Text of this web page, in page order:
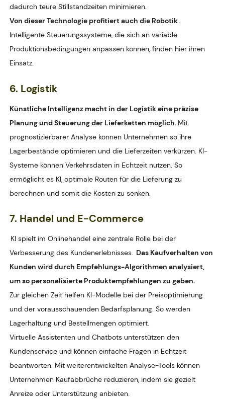
dadurch teure Stillstandzeiten minimieren.
Von dieser Technologie profitiert auch die Robotik.
Intelligente Steuerungssysteme, die sich an variable
Produktionsbedingungen anpassen können, finden hier ihren
Einsatz.
6. Logistik
Künstliche Intelligenz macht in der Logistik eine präzise
Planung und Steuerung der Lieferketten möglich. Mit
prognostizierbarer Analyse können Unternehmen so ihre
Lagerbestände optimieren und die Lieferzeiten verkürzen. KI-
Systeme können Verkehrsdaten in Echtzeit nutzen. So
ermöglicht es KI, optimale Routen für die Lieferung zu
berechnen und somit die Kosten zu senken.
7. Handel und E-Commerce
KI spielt im Onlinehandel eine zentrale Rolle bei der
Verbesserung des Kundenerlebnisses. Das Kaufverhalten von
Kunden wird durch Empfehlungs-Algorithmen analysiert,
um so personalisierte Produktempfehlungen zu geben.
Zur gleichen Zeit helfen KI-Modelle bei der Preisoptimierung
und der vorausschauenden Bedarfsplanung. So werden
Lagerhaltung und Bestellmengen optimiert.
Virtuelle Assistenten und Chatbots unterstützen den
Kundenservice und können einfache Fragen in Echtzeit
beantworten. Mit weiterentwickelten Analyse-Tools können
Unternehmen Kaufabbrüche reduzieren, indem sie gezielt
Anreize oder Unterstützung anbieten.